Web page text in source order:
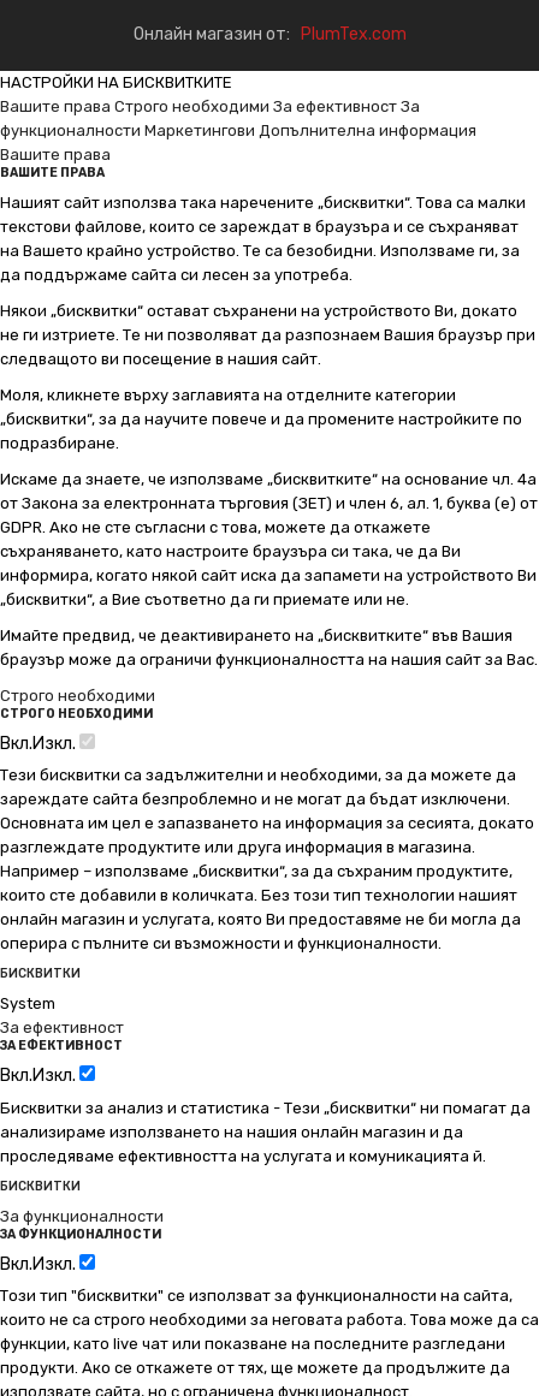
Онлайн магазин от: PlumTex.com
НАСТРОЙКИ НА БИСКВИТКИТЕ
Вашите права Строго необходими За ефективност За
функционалности Маркетингови Допълнителна информация
Вашите права
ВАШИТЕ ПРАВА
Нашият сайт използва така наречените „бисквитки“. Това са малки
текстови файлове, които се зареждат в браузъра и се съхраняват
на Вашето крайно устройство. Те са безобидни. Използваме ги, за
да поддържаме сайта си лесен за употреба.
Някои „бисквитки“ остават съхранени на устройството Ви, докато
не ги изтриете. Те ни позволяват да разпознаем Вашия браузър при
следващото ви посещение в нашия сайт.
Моля, кликнете върху заглавията на отделните категории
„бисквитки“, за да научите повече и да промените настройките по
подразбиране.
Искаме да знаете, че използваме „бисквитките“ на основание чл. 4а
от Закона за електронната търговия (ЗЕТ) и член 6, ал. 1, буква (е) от
GDPR. Ако не сте съгласни с това, можете да откажете
съхраняването, като настроите браузъра си така, че да Ви
информира, когато някой сайт иска да запамети на устройството Ви
„бисквитки“, а Вие съответно да ги приемате или не.
Имайте предвид, че деактивирането на „бисквитките“ във Вашия
браузър може да ограничи функционалността на нашия сайт за Вас.
Строго необходими
СТРОГО НЕОБХОДИМИ
Вкл.Изкл.
Тези бисквитки са задължителни и необходими, за да можете да
зареждате сайта безпроблемно и не могат да бъдат изключени.
Основната им цел е запазването на информация за сесията, докато
разглеждате продуктите или друга информация в магазина.
Например – използваме „бисквитки“, за да съхраним продуктите,
които сте добавили в количката. Без този тип технологии нашият
онлайн магазин и услугата, която Ви предоставяме не би могла да
оперира с пълните си възможности и функционалности.
БИСКВИТКИ
System
За ефективност
ЗА ЕФЕКТИВНОСТ
Вкл.Изкл.
Бисквитки за анализ и статистика - Тези „бисквитки“ ни помагат да
анализираме използването на нашия онлайн магазин и да
проследяваме ефективността на услугата и комуникацията й.
БИСКВИТКИ
За функционалности
ЗА ФУНКЦИОНАЛНОСТИ
Вкл.Изкл.
Този тип "бисквитки" се използват за функционалности на сайта,
които не са строго необходими за неговата работа. Това може да са
функции, като live чат или показване на последните разгледани
продукти. Ако се откажете от тях, ще можете да продължите да
използвате сайта, но с ограничена функционалност.